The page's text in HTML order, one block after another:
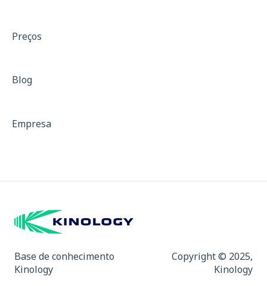
Dinamômetro de Preensão Palmar
Preços
Blog
Empresa
Base de conhecimento
Kinology
Copyright © 2025,
Kinology